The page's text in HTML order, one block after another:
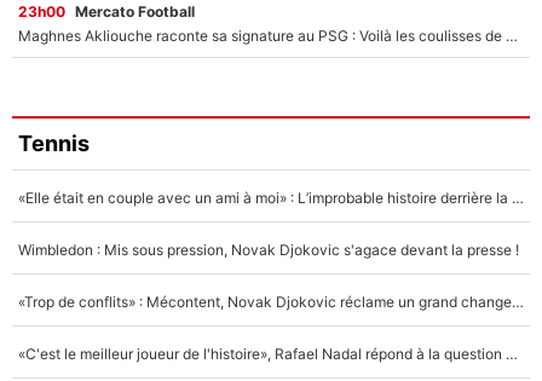
23h00 Mercato Football
Maghnes Akliouche raconte sa signature au PSG : Voilà les coulisses de son transfert de rêve à 50M€
Tennis
«Elle était en couple avec un ami à moi» : L’improbable histoire derrière la «seule relation longue» de Novak Djokovic
Wimbledon : Mis sous pression, Novak Djokovic s'agace devant la presse !
«Trop de conflits» : Mécontent, Novak Djokovic réclame un grand changement !
«C'est le meilleur joueur de l'histoire», Rafael Nadal répond à la question que tout le monde se pose !